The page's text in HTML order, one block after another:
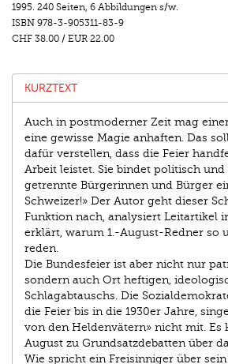
1995. 240 Seiten 6 Abbildungen s/w.
ISBN 978-3-905311-83-9
CHF 38.00 / EUR 22.00
KURZTEXT
Auch in postmoderner Zeit mag
eine gewisse Magie anhaften. Das
dafür verstellen, dass die Feier
Arbeit leistet. Sie bindet politisch
getrennte Bürgerinnen und Bürger
Schweizer!» Der Autor geht dieser
Funktion nach, analysiert Leitartikel
erklärt, warum 1.-August-Redner so
reden.
Die Bundesfeier ist aber nicht nur
sondern auch Ort heftigen,
Schlagabtauschs. Die
die Feier bis in die 1930er Jahre,
von den Heldenvätern» nicht mit. Es
August zu Grundsatzdebatten über
Wie spricht ein Freisinniger über sein